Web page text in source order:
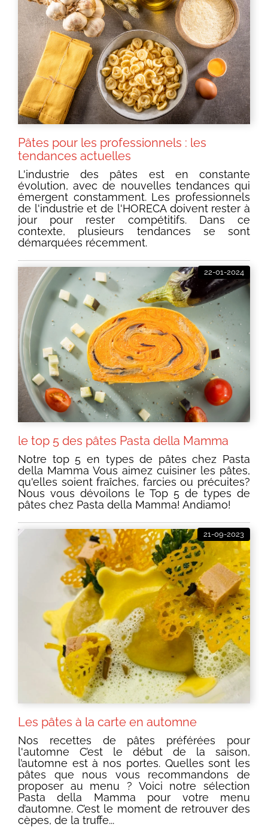
Pâtes pour les professionnels : les
tendances actuelles
L'industrie des pâtes est en constante
évolution, avec de nouvelles tendances qui
émergent constamment. Les professionnels
de l'industrie et de l'HORECA doivent rester à
jour pour rester compétitifs. Dans ce
contexte, plusieurs tendances se sont
démarquées récemment.
le top 5 des pâtes Pasta della Mamma
Notre top 5 en types de pâtes chez Pasta
della Mamma Vous aimez cuisiner les pâtes,
qu'elles soient fraîches, farcies ou précuites?
Nous vous dévoilons le Top 5 de types de
pâtes chez Pasta della Mamma! Andiamo!
22-01-2024
Les pâtes à la carte en automne
Nos recettes de pâtes préférées pour
l'automne C’est le début de la saison,
l’automne est à nos portes. Quelles sont les
pâtes que nous vous recommandons de
proposer au menu ? Voici notre sélection
Pasta della Mamma pour votre menu
d’automne. C’est le moment de retrouver des
cèpes, de la truffe...
21-09-2023